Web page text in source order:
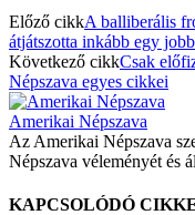
Előző cikkA balliberális
átjátszotta inkább egy
Következő cikkCsak
Népszava egyes cikkei
Amerikai Népszava
Az Amerikai Népszava
Népszava véleményét és
KAPCSOLÓDÓ